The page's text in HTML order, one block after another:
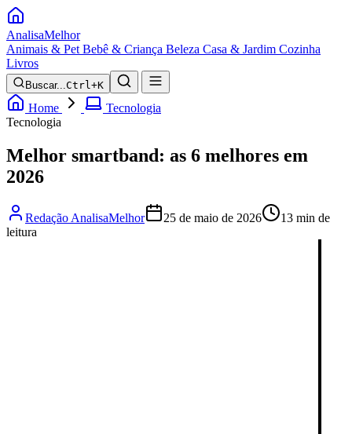
AnalisaMelhor
Animais & Pet Bebê & Criança Beleza Casa & Jardim Cozinha
Livros
Buscar...Ctrl+K
Home
Tecnologia
Tecnologia
Melhor smartband: as 6 melhores em
2026
Redação AnalisaMelhor 25 de maio de 2026
13 min de
leitura